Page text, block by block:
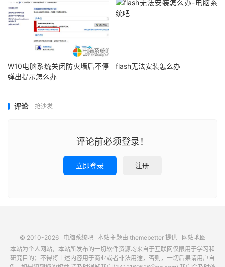
W10电脑系统关闭防火墙后不停
弹出提示怎么办
flash无法安装怎么办
评论 抢沙发
评论前必须登录！
立即登录 注册
© 2010-2026 电脑系统吧本站主题由 themebetter提供
网站地图
本站为个人网站，本站所发布的一切软件资源均来自于互联网仅限用于学习和
研究目的；不得将上述内容用于商业或者非法用途，否则，一切后果请用户自